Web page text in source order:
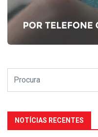
NOTÍCIAS RECENTES